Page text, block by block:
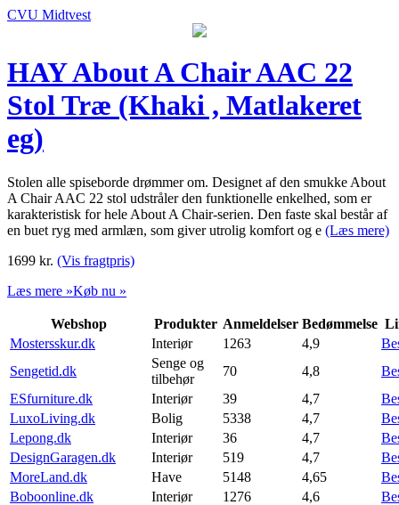
CVU Midtvest
HAY About A Chair AAC 22
Stol Træ (Khaki , Matlakeret
eg)
Stolen alle spiseborde drømmer om. Designet af den smukke About
A Chair AAC 22 stol udstråler den funktionelle enkelhed, som er
karakteristisk for hele About A Chair-serien. Den faste skal består af
en buet ryg med armlæn, som giver utrolig komfort og e (Læs mere)
1699 kr. (Vis fragtpris)
Læs mere »Køb nu »
Webshop Produkter Anmeldelser Bedømmelse
Mostersskur.dk
Interiør 1263 4,9
Sengetid.dk
Senge og
tilbehør
70 4,8
ESfurniture.dk
Interiør 39 4,7
LuxoLiving.dk
Bolig 5338 4,7
Lepong.dk
Interiør 36 4,7
DesignGaragen.dk
Interiør 519 4,7
MoreLand.dk
Have 5148 4,65
Boboonline.dk
Interiør 1276 4,6